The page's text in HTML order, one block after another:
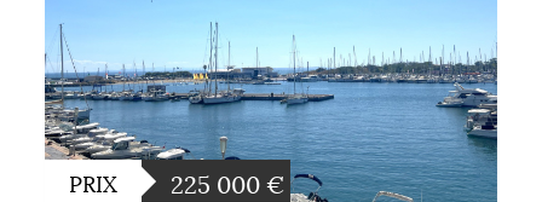
PRIX 225 000€